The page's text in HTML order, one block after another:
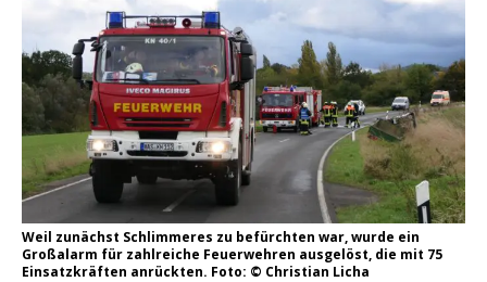
Weil zunächst Schlimmeres zu befürchten war, wurde ein
Großalarm für zahlreiche Feuerwehren ausgelöst, die mit 75
Einsatzkräften anrückten. Foto: © Christian Licha